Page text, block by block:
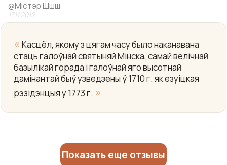
@Micтэр Шшш
17.11.2012
« Касцёл, якому з цягам часу было наканавана
стаць галоўнай святыняй Мінска, самай велічнай
базылікай горада і галоўнай яго высотнай
дамінантай быў узведзены ў 1710 г. як езуіцкая
рэзідэнцыя у 1773 г. »
Показать еще отзывы